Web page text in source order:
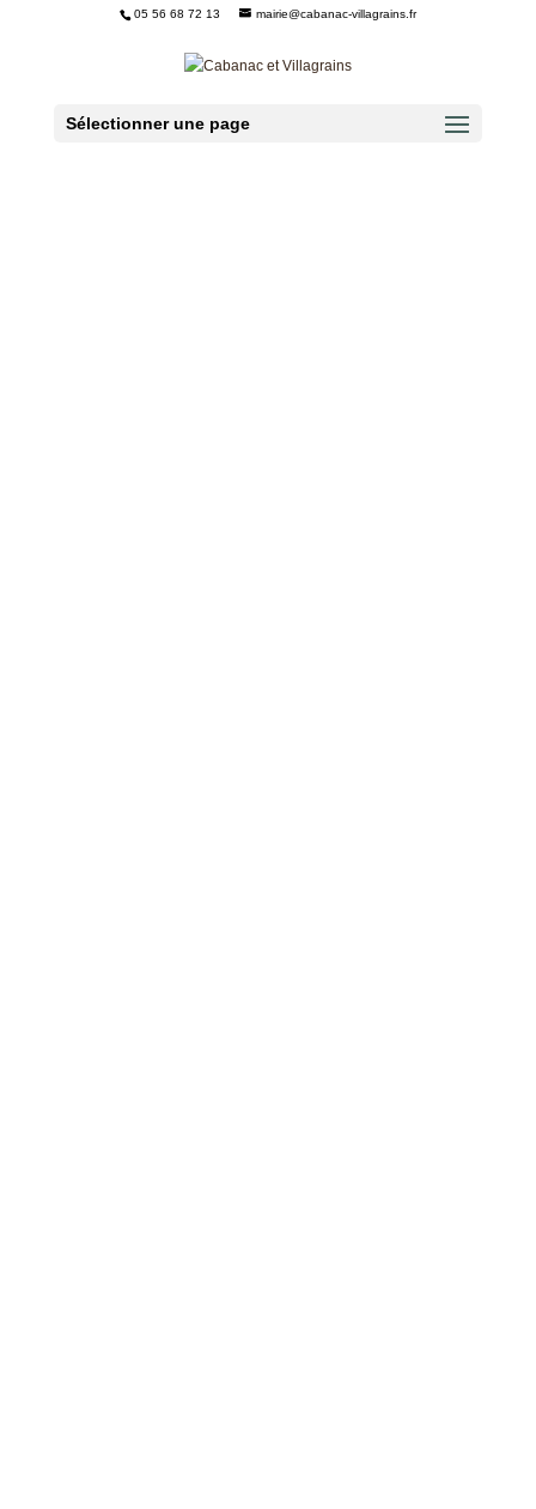
05 56 68 72 13 mairie@cabanac-villagrains.fr
Sélectionner une page